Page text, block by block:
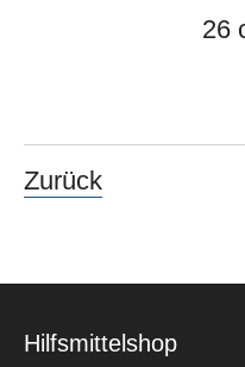
26
Zurück
Hilfsmittelshop